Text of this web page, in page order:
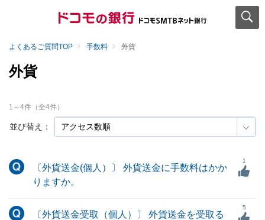
よくあるご質問TOP 手数料 外貨
外貨
並び替え：
1 ～4件（全4件）
〔外貨送金(個人）〕 外貨送金に手数料はかか
りますか。
1
〔外貨送金受取（個人）〕 外貨送金を受取る
5